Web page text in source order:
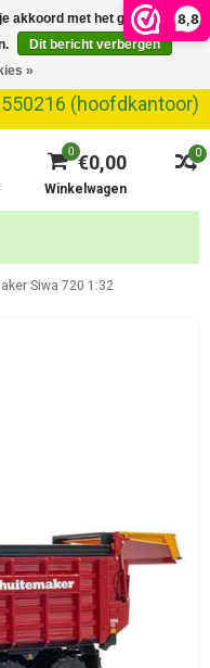
8,8
(hoofdkantoor)
0
0 €0,00
Winkelwagen
Siwa 720 1:32
akkoord met het gebruik van
Dit bericht verbergen
»